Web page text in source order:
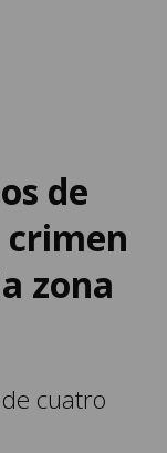
de
zona
cuatro